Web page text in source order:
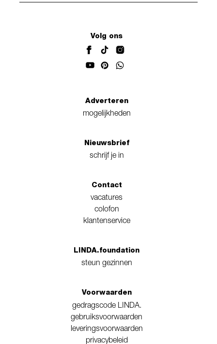
Volg ons
Adverteren
mogelijkheden
Nieuwsbrief
schrijf je in
Contact
vacatures
colofon
klantenservice
LINDA.foundation
steun gezinnen
Voorwaarden
gedragscode LINDA.
gebruiksvoorwaarden
leveringsvoorwaarden
privacybeleid